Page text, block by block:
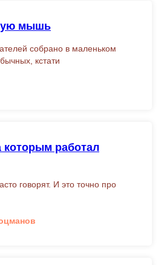
мышь
собрано в маленьком
кстати
которым работал
говорят. И это точно про